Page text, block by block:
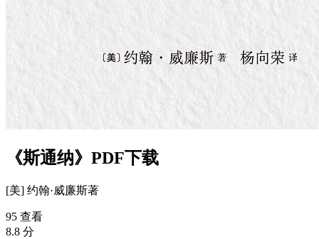
《斯通纳》PDF下载
[美] 约翰·威廉斯著
95 查看
8.8 分